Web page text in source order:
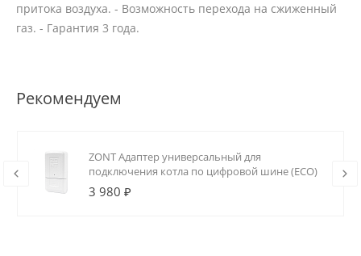
притока воздуха. - Возможность перехода на сжиженный
газ. - Гарантия 3 года.
Рекомендуем
ZONT Адаптер универсальный для
подключения котла по цифровой шине (ECO)
3 980 ₽